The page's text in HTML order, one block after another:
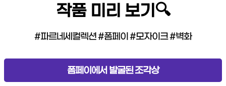
작품 미리 보기🔍
#파르네세컬렉션 #폼페이 #모자이크 #벽화
폼페이에서 발굴된 조각상